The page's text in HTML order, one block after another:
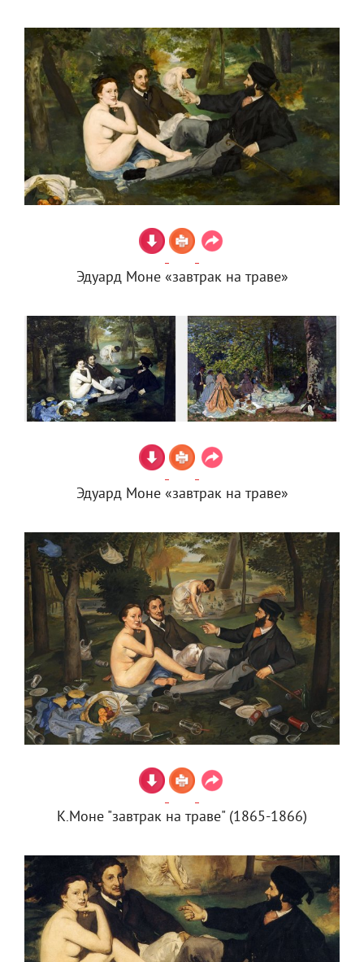
Эдуард Моне «завтрак на траве»
Эдуард Моне «завтрак на траве»
К.Моне "завтрак на траве" (1865-1866)